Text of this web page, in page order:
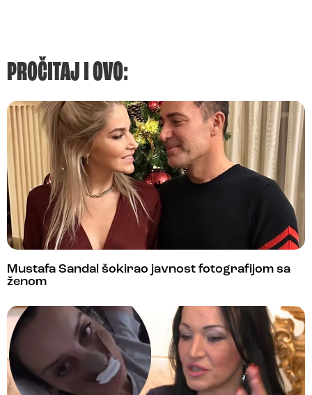
PROČITAJ I OVO:
Mustafa Sandal šokirao javnost fotografijom sa
ženom